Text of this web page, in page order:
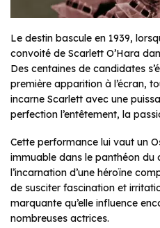
Le destin bascule en 1939,
convoité de Scarlett O’Hara
Des centaines de candidates
première apparition à l’écran,
incarne Scarlett avec une
perfection l’entêtement, la
Cette performance lui vaut un
immuable dans le panthéon du
l’incarnation d’une héroïne
de susciter fascination et
marquante qu’elle influence
nombreuses actrices.